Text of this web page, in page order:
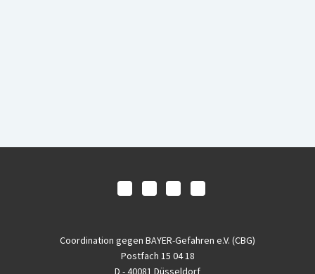
Coordination gegen BAYER-Gefahren e.V. (CBG)
Postfach 15 04 18
D - 40081 Düsseldorf